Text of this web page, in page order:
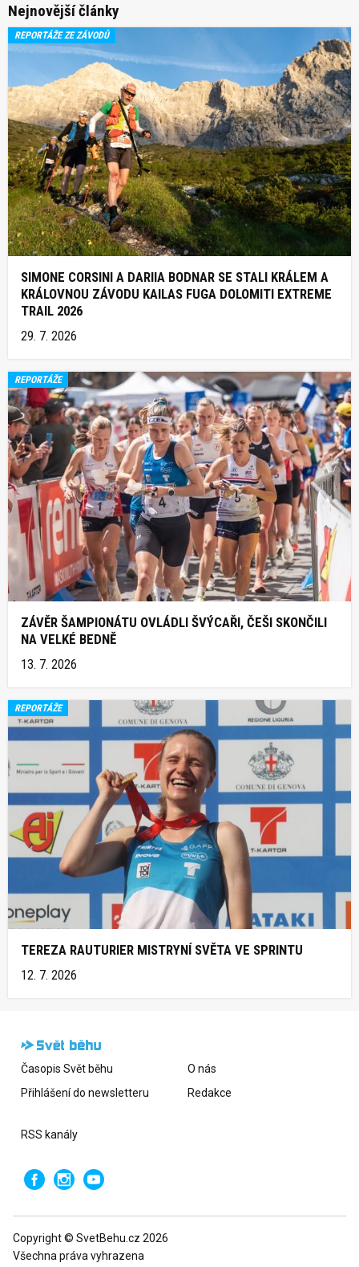
Nejnovější články
REPORTÁŽE ZE ZÁVODŮ
SIMONE CORSINI A DARIIA BODNAR SE STALI KRÁLEM A
KRÁLOVNOU ZÁVODU KAILAS FUGA DOLOMITI EXTREME
TRAIL 2026
29. 7. 2026
REPORTÁŽE
ZÁVĚR ŠAMPIONÁTU OVLÁDLI ŠVÝCAŘI, ČEŠI SKONČILI
NA VELKÉ BEDNĚ
13. 7. 2026
REPORTÁŽE
TEREZA RAUTURIER MISTRYNÍ SVĚTA VE SPRINTU
12. 7. 2026
Časopis Svět běhu
Přihlášení do newsletteru
O nás
Redakce
RSS kanály
Copyright © SvetBehu.cz 2026
Všechna práva vyhrazena